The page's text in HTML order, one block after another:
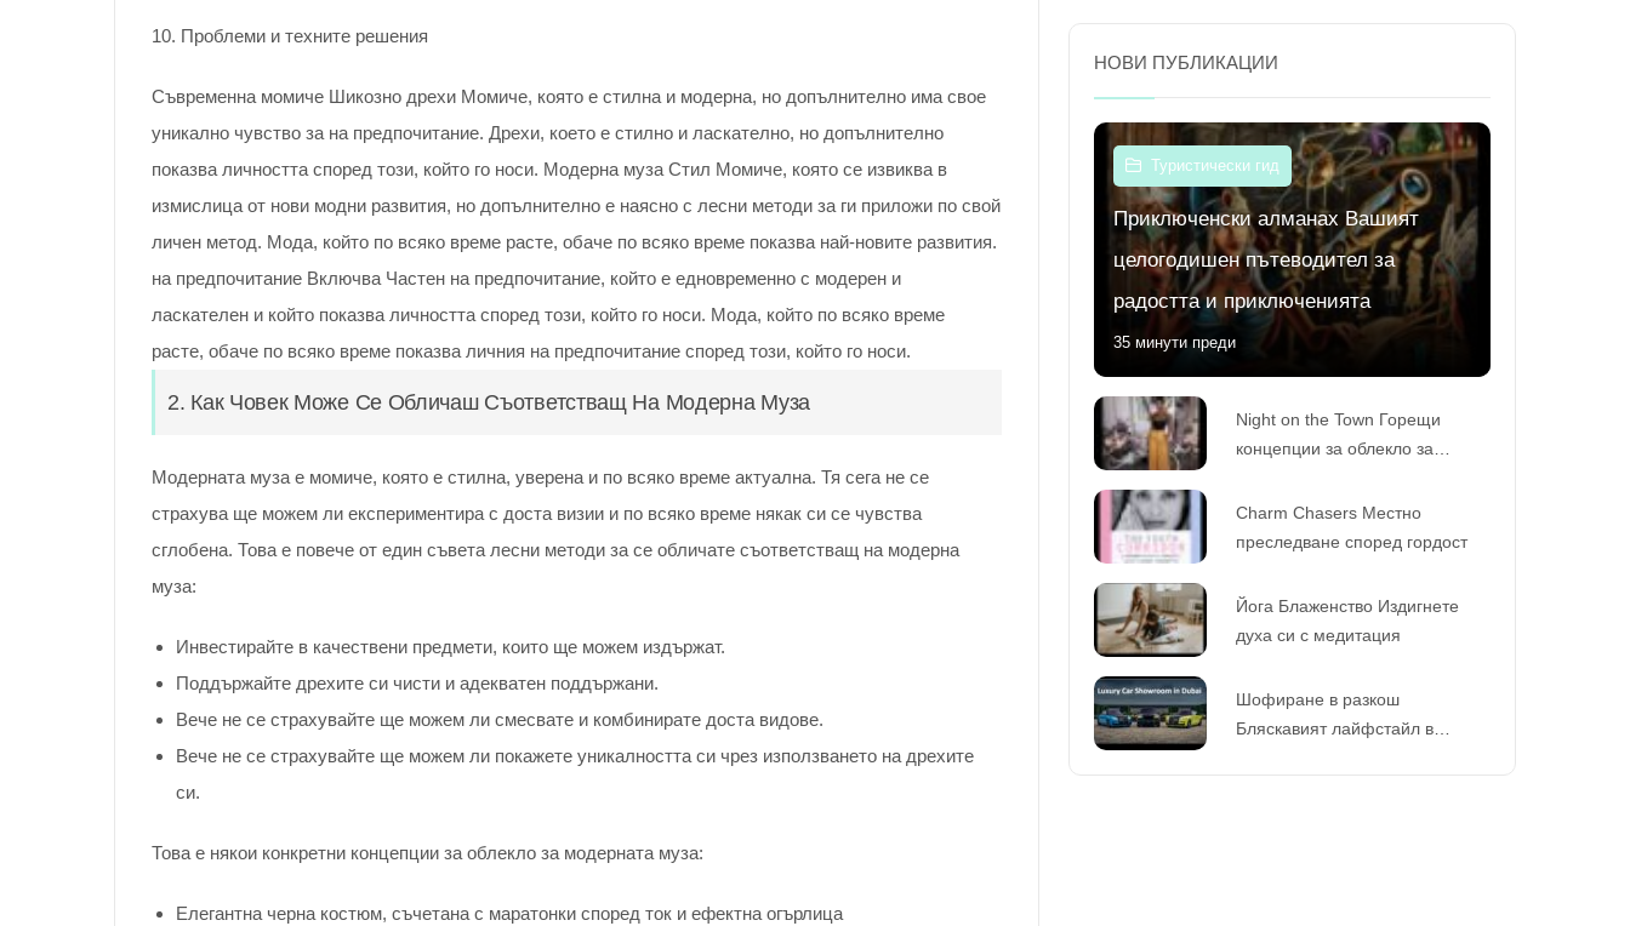
10. Проблеми и техните решения
Съвременна момиче Шикозно дрехи Момиче, която е стилна и модерна, но допълнително има свое
уникално чувство за на предпочитание. Дрехи, което е стилно и ласкателно, но допълнително
показва личността според този, който го носи. Модерна муза Стил Момиче, която се извиква в
измислица от нови модни развития, но допълнително е наясно с лесни методи за ги приложи по свой
личен метод. Мода, който по всяко време расте, обаче по всяко време показва най-новите развития.
на предпочитание Включва Частен на предпочитание, който е едновременно с модерен и
ласкателен и който показва личността според този, който го носи. Мода, който по всяко време
расте, обаче по всяко време показва личния на предпочитание според този, който го носи.
2. Как Човек Може Се Обличаш Съответстващ На Модерна Муза
Модерната муза е момиче, която е стилна, уверена и по всяко време актуална. Тя сега не се
страхува ще можем ли експериментира с доста визии и по всяко време някак си се чувства
сглобена. Това е повече от един съвета лесни методи за се обличате съответстващ на модерна
муза:
Инвестирайте в качествени предмети, които ще можем издържат.
Поддържайте дрехите си чисти и адекватен поддържани.
Вече не се страхувайте ще можем ли смесвате и комбинирате доста видове.
Вече не се страхувайте ще можем ли покажете уникалността си чрез използването на дрехите
си.
Това е някои конкретни концепции за облекло за модерната муза:
Елегантна черна костюм, съчетана с маратонки според ток и ефектна огърлица
НОВИ ПУБЛИКАЦИИ
Туристически гид
Приключенски алманах Вашият
целогодишен пътеводител за
радостта и приключенията
35 минути преди
Night on the Town Горещи
концепции за облекло за
Charm Chasers Местно
преследване според гордост
Йога Блаженство Издигнете
духа си с медитация
Шофиране в разкош
Бляскавият лайфстайл в